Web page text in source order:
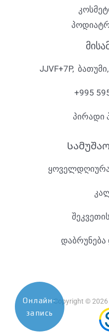
JJVF+7P,
+995
პირადი
დაბრუნება
Copyright © 2026
Онлайн-
запись